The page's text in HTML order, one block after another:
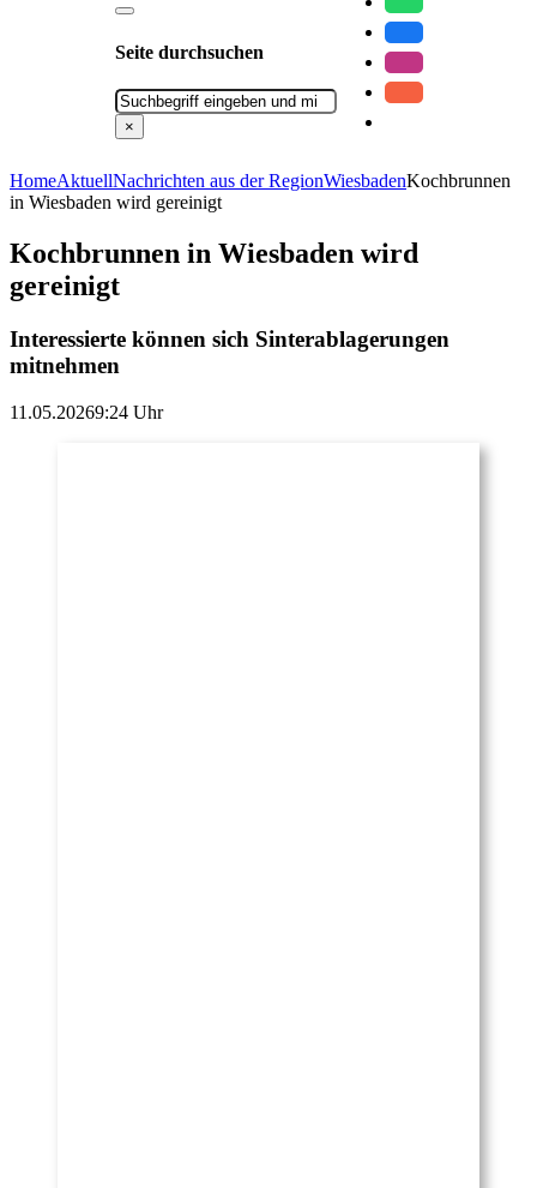
Seite durchsuchen
Suchen
×
HomeAktuellNachrichten aus der RegionWiesbadenKochbrunnen
in Wiesbaden wird gereinigt
Kochbrunnen in Wiesbaden wird
gereinigt
Interessierte können sich Sinterablagerungen
mitnehmen
11.05.20269:24 Uhr